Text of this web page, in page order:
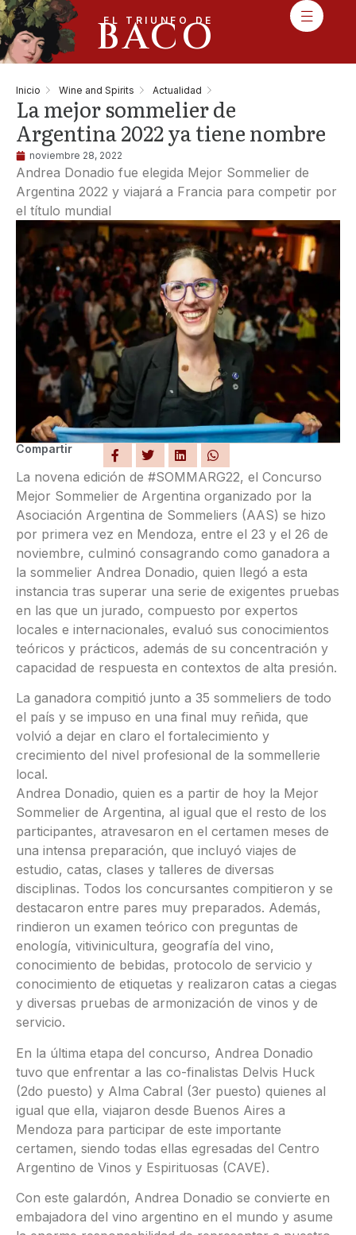
EL TRIUNFO DE
BACO
Inicio Wine and Spirits Actualidad
La mejor sommelier de
Argentina 2022 ya tiene nombre
noviembre 28, 2022
Andrea Donadio fue elegida Mejor Sommelier de
Argentina 2022 y viajará a Francia para competir por
el título mundial
Compartir
La novena edición de #SOMMARG22, el Concurso
Mejor Sommelier de Argentina organizado por la
Asociación Argentina de Sommeliers (AAS) se hizo
por primera vez en Mendoza, entre el 23 y el 26 de
noviembre, culminó consagrando como ganadora a
la sommelier Andrea Donadio, quien llegó a esta
instancia tras superar una serie de exigentes pruebas
en las que un jurado, compuesto por expertos
locales e internacionales, evaluó sus conocimientos
teóricos y prácticos, además de su concentración y
capacidad de respuesta en contextos de alta presión.
La ganadora compitió junto a 35 sommeliers de todo
el país y se impuso en una final muy reñida, que
volvió a dejar en claro el fortalecimiento y
crecimiento del nivel profesional de la sommellerie
local.
Andrea Donadio, quien es a partir de hoy la Mejor
Sommelier de Argentina, al igual que el resto de los
participantes, atravesaron en el certamen meses de
una intensa preparación, que incluyó viajes de
estudio, catas, clases y talleres de diversas
disciplinas. Todos los concursantes compitieron y se
destacaron entre pares muy preparados. Además,
rindieron un examen teórico con preguntas de
enología, vitivinicultura, geografía del vino,
conocimiento de bebidas, protocolo de servicio y
conocimiento de etiquetas y realizaron catas a ciegas
y diversas pruebas de armonización de vinos y de
servicio.
En la última etapa del concurso, Andrea Donadio
tuvo que enfrentar a las co-finalistas Delvis Huck
(2do puesto) y Alma Cabral (3er puesto) quienes al
igual que ella, viajaron desde Buenos Aires a
Mendoza para participar de este importante
certamen, siendo todas ellas egresadas del Centro
Argentino de Vinos y Espirituosas (CAVE).
Con este galardón, Andrea Donadio se convierte en
embajadora del vino argentino en el mundo y asume